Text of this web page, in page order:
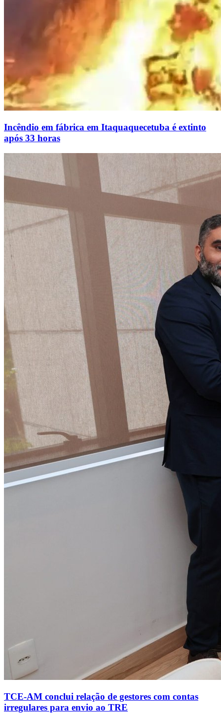
Incêndio em fábrica em Itaquaquecetuba é extinto
após 33 horas
TCE-AM conclui relação de gestores com contas
irregulares para envio ao TRE